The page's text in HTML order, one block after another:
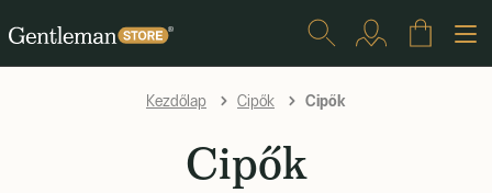
Kezdőlap Cipők Cipők
Cipők